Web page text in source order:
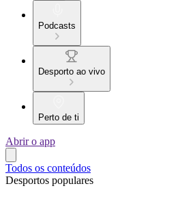
Podcasts
Desporto ao vivo
Perto de ti
Abrir o app
Todos os conteúdos
Desportos populares